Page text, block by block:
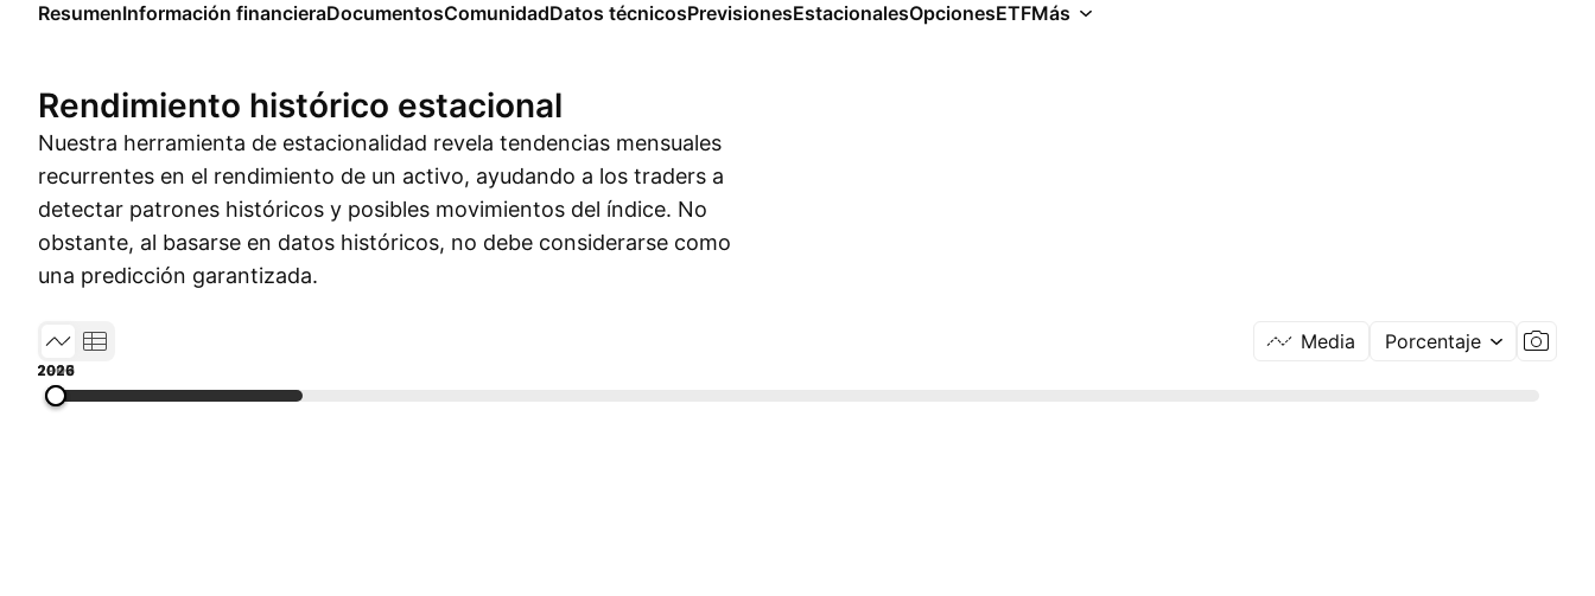
ResumenInformación financieraDocumentosComunidadDatos técnicosPrevisionesEstacionalesOpcionesETFMás
Rendimiento histórico estacional
Nuestra herramienta de estacionalidad revela tendencias mensuales
recurrentes en el rendimiento de un activo, ayudando a los traders a
detectar patrones históricos y posibles movimientos del índice. No
obstante, al basarse en datos históricos, no debe considerarse como
una predicción garantizada.
Media Porcentaje
1996
2003
2010
2017
2026